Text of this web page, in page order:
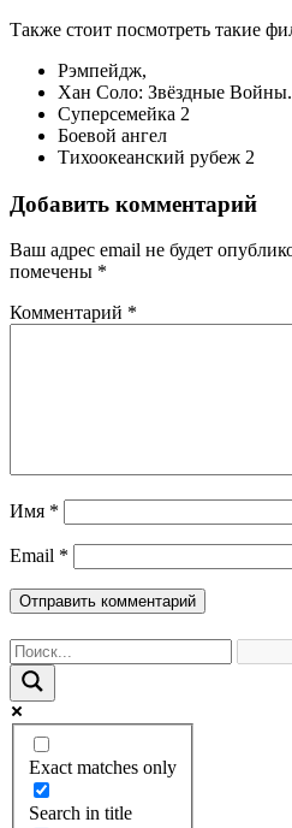
Также стоит посмотреть такие
Рэмпейдж,
Хан Соло: Звёздные
Суперсемейка 2
Боевой ангел
Тихоокеанский рубеж 2
Добавить комментарий
Ваш адрес email не будет
помечены *
Комментарий *
Имя *
Email *
Exact matches only
Search in title